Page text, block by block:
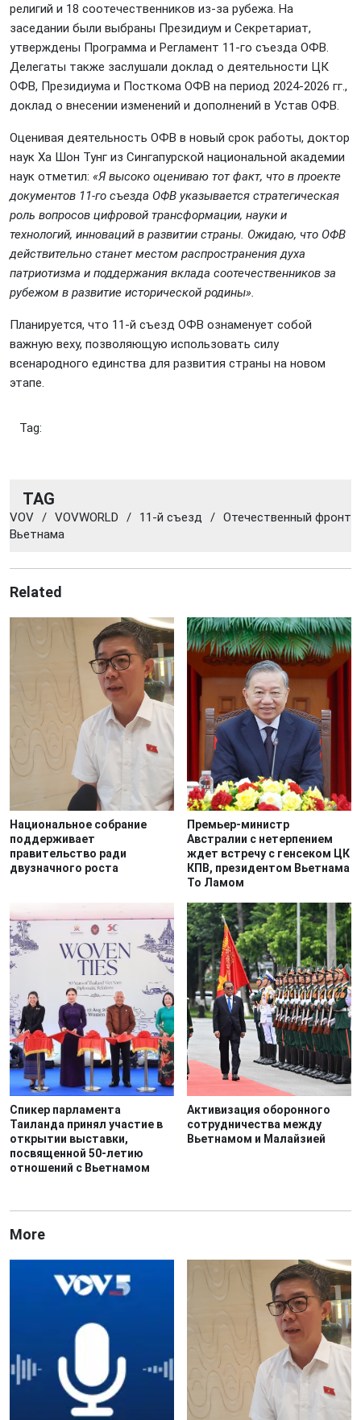
религий и 18 соотечественников из-за рубежа. На
заседании были выбраны Президиум и Секретариат,
утверждены Программа и Регламент 11-го съезда ОФВ.
Делегаты также заслушали доклад о деятельности ЦК
ОФВ, Президиума и Посткома ОФВ на период 2024-2026 гг.,
доклад о внесении изменений и дополнений в Устав ОФВ.
Оценивая деятельность ОФВ в новый срок работы, доктор
наук Ха Шон Тунг из Сингапурской национальной академии
наук отметил: «Я высоко оцениваю тот факт, что в проекте
документов 11-го съезда ОФВ указывается стратегическая
роль вопросов цифровой трансформации, науки и
технологий, инноваций в развитии страны. Ожидаю, что ОФВ
действительно станет местом распространения духа
патриотизма и поддержания вклада соотечественников за
рубежом в развитие исторической родины».
Планируется, что 11-й съезд ОФВ ознаменует собой
важную веху, позволяющую использовать силу
всенародного единства для развития страны на новом
этапе.
Tag:
TAG
VOV / VOVWORLD / 11-й съезд / Отечественный фронт
Вьетнама
Related
Национальное собрание
поддерживает
правительство ради
двузначного роста
Премьер-министр
Австралии с нетерпением
ждет встречу с генсеком ЦК
КПВ, президентом Вьетнама
То Ламом
Спикер парламента
Таиланда принял участие в
открытии выставки,
посвященной 50-летию
отношений с Вьетнамом
Активизация оборонного
сотрудничества между
Вьетнамом и Малайзией
More